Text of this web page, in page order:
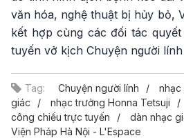
văn hóa, nghệ thuật bị hủy bỏ,
kết hợp cùng các đối tác
tuyến vở kịch Chuyện người
Tag: Chuyện người lính
nhạc
giác
nhạc trưởng Honna Tetsuji
công chiếu trực tuyến
dàn nhạc
Viện Pháp Hà Nội - L'Espace